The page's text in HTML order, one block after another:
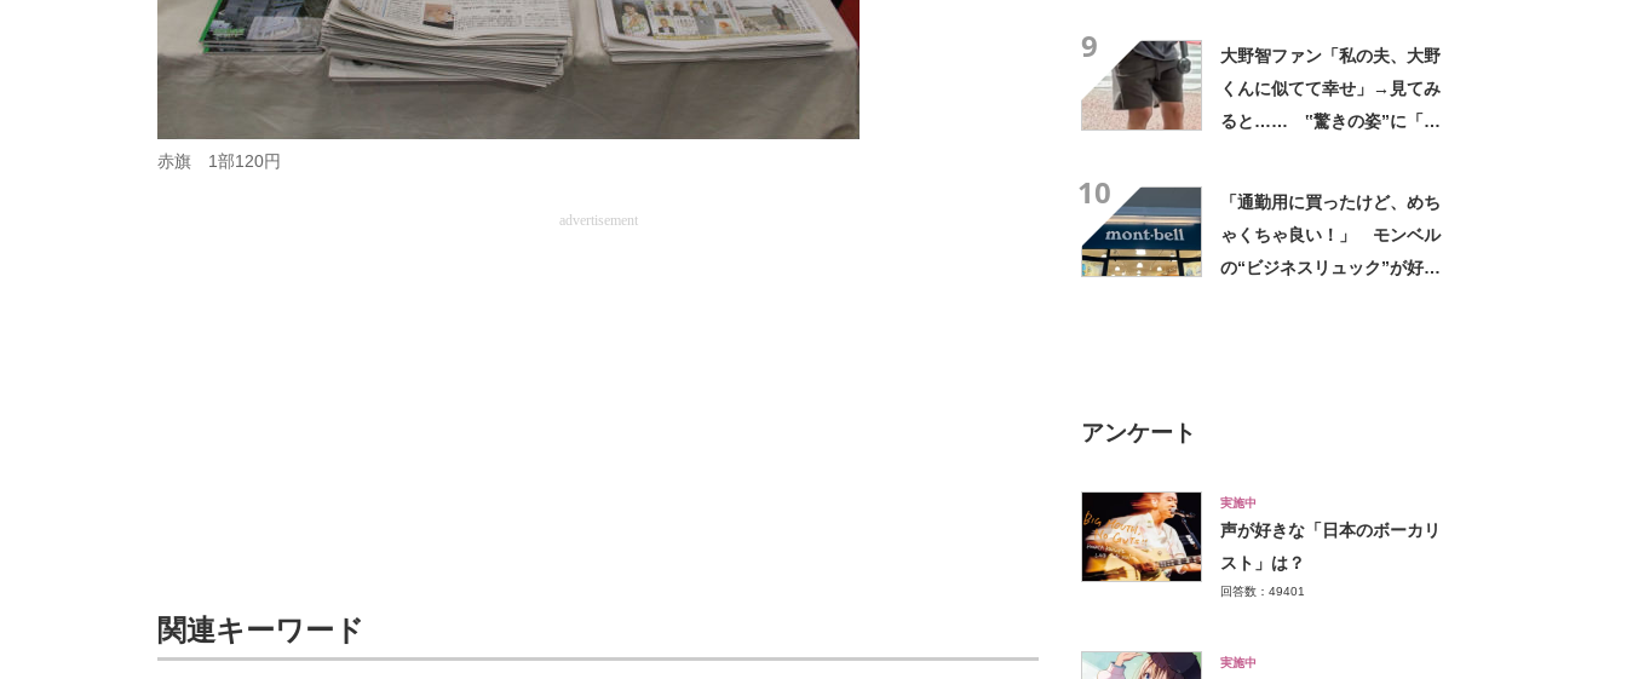
赤旗 1部120円
advertisement
関連キーワード
9
大野智ファン「私の夫、大野
くんに似てて幸せ」→見てみ
ると…… ‟驚きの姿”に「最
10
「通勤用に買ったけど、めち
ゃくちゃ良い！」 モンベル
の“ビジネスリュック”が好
アンケート
実施中
声が好きな「日本のボーカリ
スト」は？
回答数：49401
実施中